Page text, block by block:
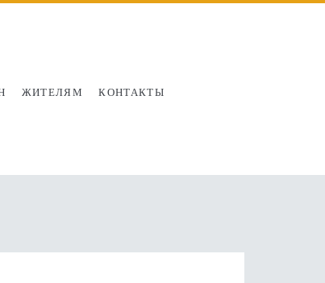
ЖИТЕЛЯМ КОНТАКТЫ